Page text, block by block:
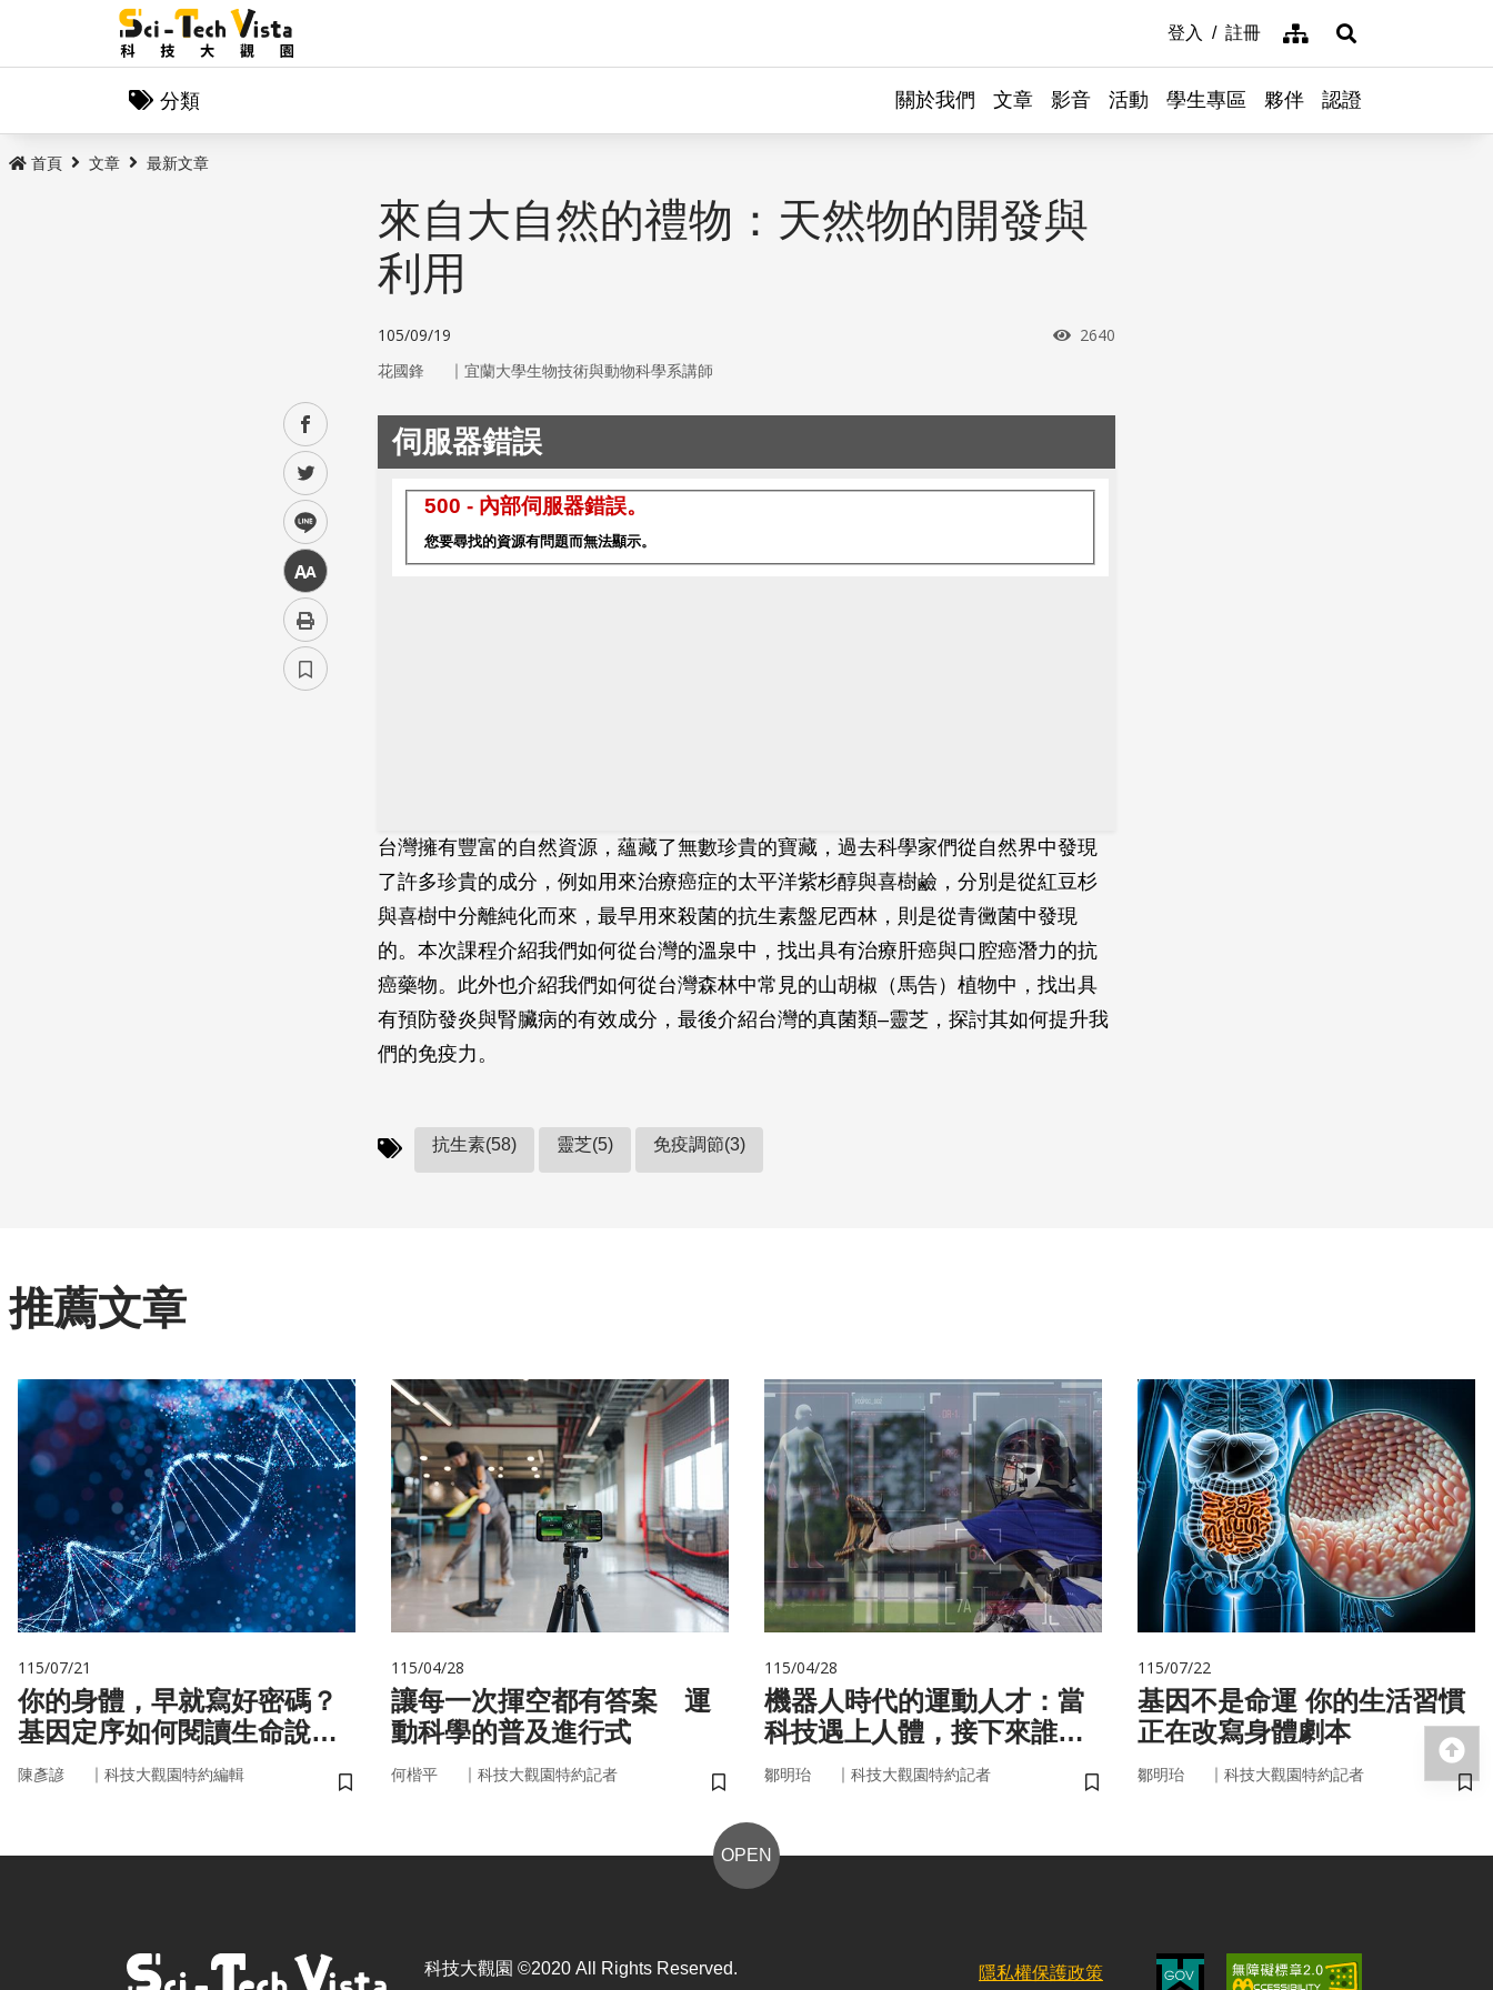
登入 註冊 網站導覽展開搜尋
分類 關於我們 文章 影音 活動 學生專區 夥伴 認證
首頁 文章 最新文章
facebook
twitter
line
中
來自大自然的禮物：天然物的開發與
利用
105/09/19 瀏覽次數
2640
花國鋒 ｜ 宜蘭大學生物技術與動物科學系講師
台灣擁有豐富的自然資源，蘊藏了無數珍貴的寶藏，過去科學家們從自然界中發現
了許多珍貴的成分，例如用來治療癌症的太平洋紫杉醇與喜樹鹼，分別是從紅豆杉
與喜樹中分離純化而來，最早用來殺菌的抗生素盤尼西林，則是從青黴菌中發現
的。本次課程介紹我們如何從台灣的溫泉中，找出具有治療肝癌與口腔癌潛力的抗
癌藥物。此外也介紹我們如何從台灣森林中常見的山胡椒（馬告）植物中，找出具
有預防發炎與腎臟病的有效成分，最後介紹台灣的真菌類–靈芝，探討其如何提升我
們的免疫力。
抗生素(58) 靈芝(5) 免疫調節(3)
推薦文章
115/07/21
你的身體，早就寫好密碼？
基因定序如何閱讀生命說明
書
陳彥諺 ｜ 科技大觀園特約編輯
儲存書籤
115/04/28
讓每一次揮空都有答案 運
動科學的普及進行式
何楷平 ｜ 科技大觀園特約記者
儲存書籤
115/04/28
機器人時代的運動人才：當
科技遇上人體，接下來誰來
接手？
鄒明珆 ｜ 科技大觀園特約記者
儲存書籤
115/07/22
基因不是命運 你的生活習慣
正在改寫身體劇本
鄒明珆 ｜ 科技大觀園特約記者
儲
OPEN
科技大觀園 ©2020 All Rights Reserved.
隱私權保護政策
回